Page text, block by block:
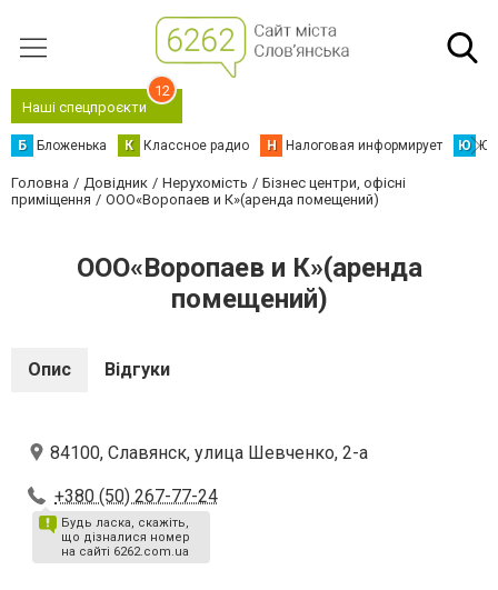
Наші спецпроєкти
12
Б Бложенька К Классное радио Н Налоговая информирует Ю
Головна Довідник Нерухомість
Бізнес центри, офісні
приміщення
ООО«Воропаев и К»(аренда помещений)
ООО«Воропаев и К»(аренда
помещений)
Опис Відгуки
84100, Славянск, улица Шевченко, 2-а
+380 (50) 267-77-24
Будь ласка, скажіть,
що дізналися номер
на сайті 6262.com.ua